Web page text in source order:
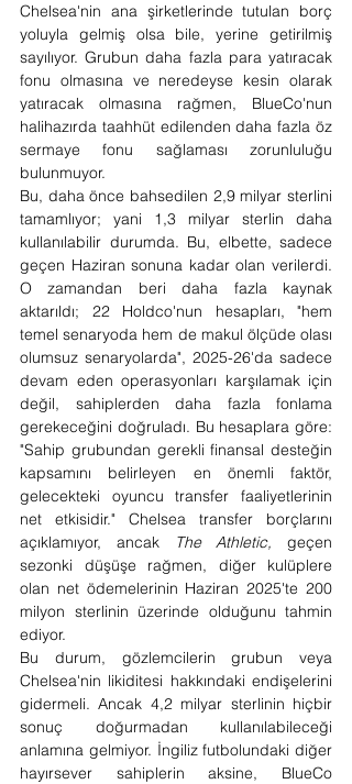
Chelsea'nin ana şirketlerinde tutulan borç
yoluyla gelmiş olsa bile, yerine getirilmiş
sayılıyor. Grubun daha fazla para yatıracak
fonu olmasına ve neredeyse kesin olarak
yatıracak olmasına rağmen, BlueCo'nun
halihazırda taahhüt edilenden daha fazla öz
sermaye fonu sağlaması zorunluluğu
bulunmuyor.
Bu, daha önce bahsedilen 2,9 milyar sterlini
tamamlıyor; yani 1,3 milyar sterlin daha
kullanılabilir durumda. Bu, elbette, sadece
geçen Haziran sonuna kadar olan verilerdi.
O zamandan beri daha fazla kaynak
aktarıldı; 22 Holdco'nun hesapları, "hem
temel senaryoda hem de makul ölçüde olası
olumsuz senaryolarda", 2025-26'da sadece
devam eden operasyonları karşılamak için
değil, sahiplerden daha fazla fonlama
gerekeceğini doğruladı. Bu hesaplara göre:
"Sahip grubundan gerekli finansal desteğin
kapsamını belirleyen en önemli faktör,
gelecekteki oyuncu transfer faaliyetlerinin
net etkisidir." Chelsea transfer borçlarını
açıklamıyor, ancak
The Athletic, geçen
sezonki düşüşe rağmen, diğer kulüplere
olan net ödemelerinin Haziran 2025'te 200
milyon sterlinin üzerinde olduğunu tahmin
ediyor.
Bu durum, gözlemcilerin grubun veya
Chelsea'nin likiditesi hakkındaki endişelerini
gidermeli. Ancak 4,2 milyar sterlinin hiçbir
sonuç doğurmadan kullanılabileceği
anlamına gelmiyor. İngiliz futbolundaki diğer
hayırsever sahiplerin aksine, BlueCo